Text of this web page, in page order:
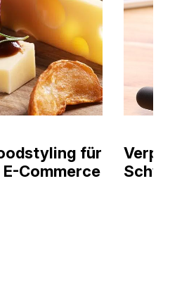
für
Commerce